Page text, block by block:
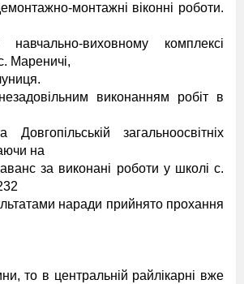
монтажні віконні роботи.
виховному комплексі
Мареничі,
виконанням робіт в
Довгопільській загальноосвітніх
на
за виконані роботи у школі с.
наради прийнято прохання
то в центральній райлікарні вже